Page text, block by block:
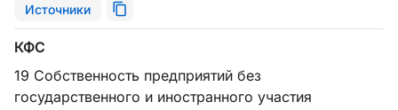
Источники
КФС
19 Собственность предприятий без
государственного и иностранного участия